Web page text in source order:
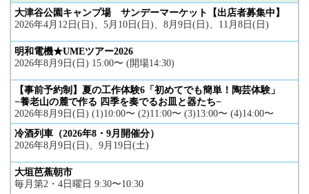
大津谷公園キャンプ場 サンデーマーケット【出店者募集中】
2026年4月12日(日)、5月10日(日)、8月9日(日)、11月8日(日)
明和電機★UMEツアー2026
2026年8月9日(日) 15:00〜 (開場14:30)
【事前予約制】夏の工作体験6「初めてでも簡単！陶芸体験」
−養老山の麓で作る 四季を奏でるお皿と器たち−
2026年8月9日(日) (1)10:00〜 (2)11:00〜 (3)13:00〜 (4)14:00〜
冷酒列車（2026年8・9月開催分）
2026年8月9日(日)、9月19日(土)
大垣芭蕉朝市
毎月第2・4日曜日 9:30〜10:30